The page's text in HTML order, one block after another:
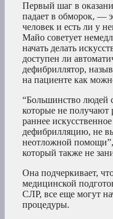
Первый шаг в
падает в обморок, —
человек и есть ли у
Майо советует
начать делать
доступен ли
дефибриллятор,
на пациенте как
“Большинство людей
которые не
раннее
дефибрилляцию, не
неотложной
который также не
Она подчеркивает,
медицинской
СЛР, все еще могут
процедуры.